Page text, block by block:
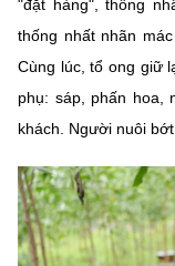
"đặt hàng", thống
thống nhất nhãn
Cùng lúc, tổ ong giữ
phụ: sáp, phấn hoa,
khách. Người nuôi